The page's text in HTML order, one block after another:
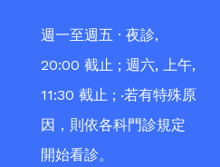
週一至週五 · 夜診,
20:00 截止 ; 週六, 上午,
11:30 截止 ; ‧若有特殊原
因，則依各科門診規定
開始看診。